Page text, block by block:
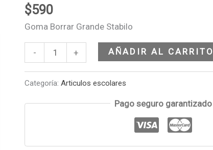
$590
Goma Borrar Grande Stabilo
-
Stabilo
cantidad
+ AÑADIR AL CARRITO
Categoría:Articulos escolares
Pago seguro garantizado